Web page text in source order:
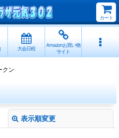
カート
大会日程
Amazonお買い物
サイト
クン
表示順変更